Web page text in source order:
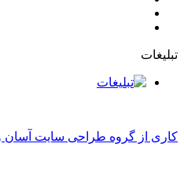
طراحی سایت آسان وب